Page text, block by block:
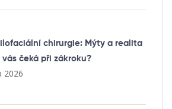
chirurgie: Mýty a realita
čeká při zákroku?
2026